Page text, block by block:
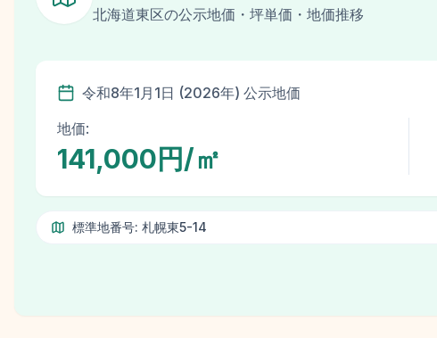
北海道東区の公示地価 ・坪単価・地価推移
令和8年1月1日 (2026年) 公示地価
地価:
141,000円/㎡
標準地番号: 札幌東5-14